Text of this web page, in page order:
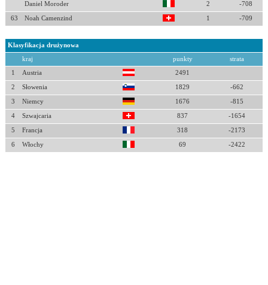
Daniel Moroder 2 -708
63 Noah Camenzind 1 -709
Klasyfikacja drużynowa
kraj punkty strata
1 Austria 2491
2 Słowenia 1829 -662
3 Niemcy 1676 -815
4 Szwajcaria 837 -1654
5 Francja 318 -2173
6 Włochy 69 -2422